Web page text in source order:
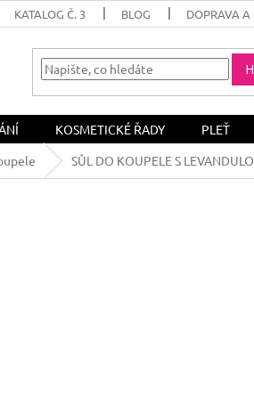
KATALOG Č. 3 BLOG DOPRAVA A
KOSMETICKÉ ŘADY PLEŤ
SŮL DO KOUPELE S